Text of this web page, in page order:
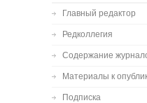
Главный редактор
Редколлегия
Содержание
Материалы к
Подписка